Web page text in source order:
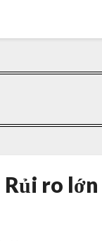
Rủi ro lớn